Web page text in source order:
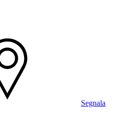
Segnala